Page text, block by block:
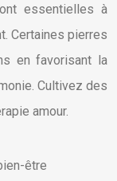
essentielles à
Certaines pierres
en favorisant la
Cultivez des
amour.